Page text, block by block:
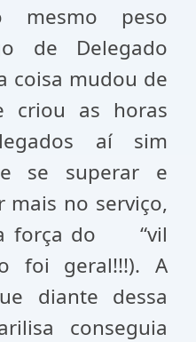
mesmo peso
de Delegado
coisa mudou de
criou as horas
aí sim
se superar e
mais no serviço,
força do “vil
foi geral!!!). A
diante dessa
conseguia